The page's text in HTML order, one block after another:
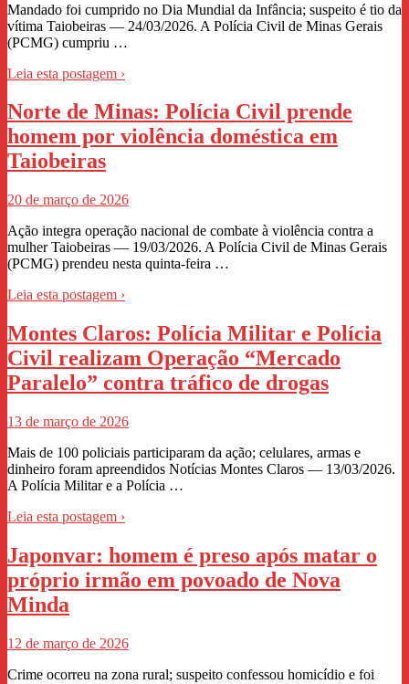
Mandado foi cumprido no Dia Mundial da Infância; suspeito é tio da
vítima Taiobeiras — 24/03/2026. A Polícia Civil de Minas Gerais
(PCMG) cumpriu …
Leia esta postagem ›
Norte de Minas: Polícia Civil prende
homem por violência doméstica em
Taiobeiras
20 de março de 2026
Ação integra operação nacional de combate à violência contra a
mulher Taiobeiras — 19/03/2026. A Polícia Civil de Minas Gerais
(PCMG) prendeu nesta quinta-feira …
Leia esta postagem ›
Montes Claros: Polícia Militar e Polícia
Civil realizam Operação “Mercado
Paralelo” contra tráfico de drogas
13 de março de 2026
Mais de 100 policiais participaram da ação; celulares, armas e
dinheiro foram apreendidos Notícias Montes Claros — 13/03/2026.
A Polícia Militar e a Polícia …
Leia esta postagem ›
Japonvar: homem é preso após matar o
próprio irmão em povoado de Nova
Minda
12 de março de 2026
Crime ocorreu na zona rural; suspeito confessou homicídio e foi